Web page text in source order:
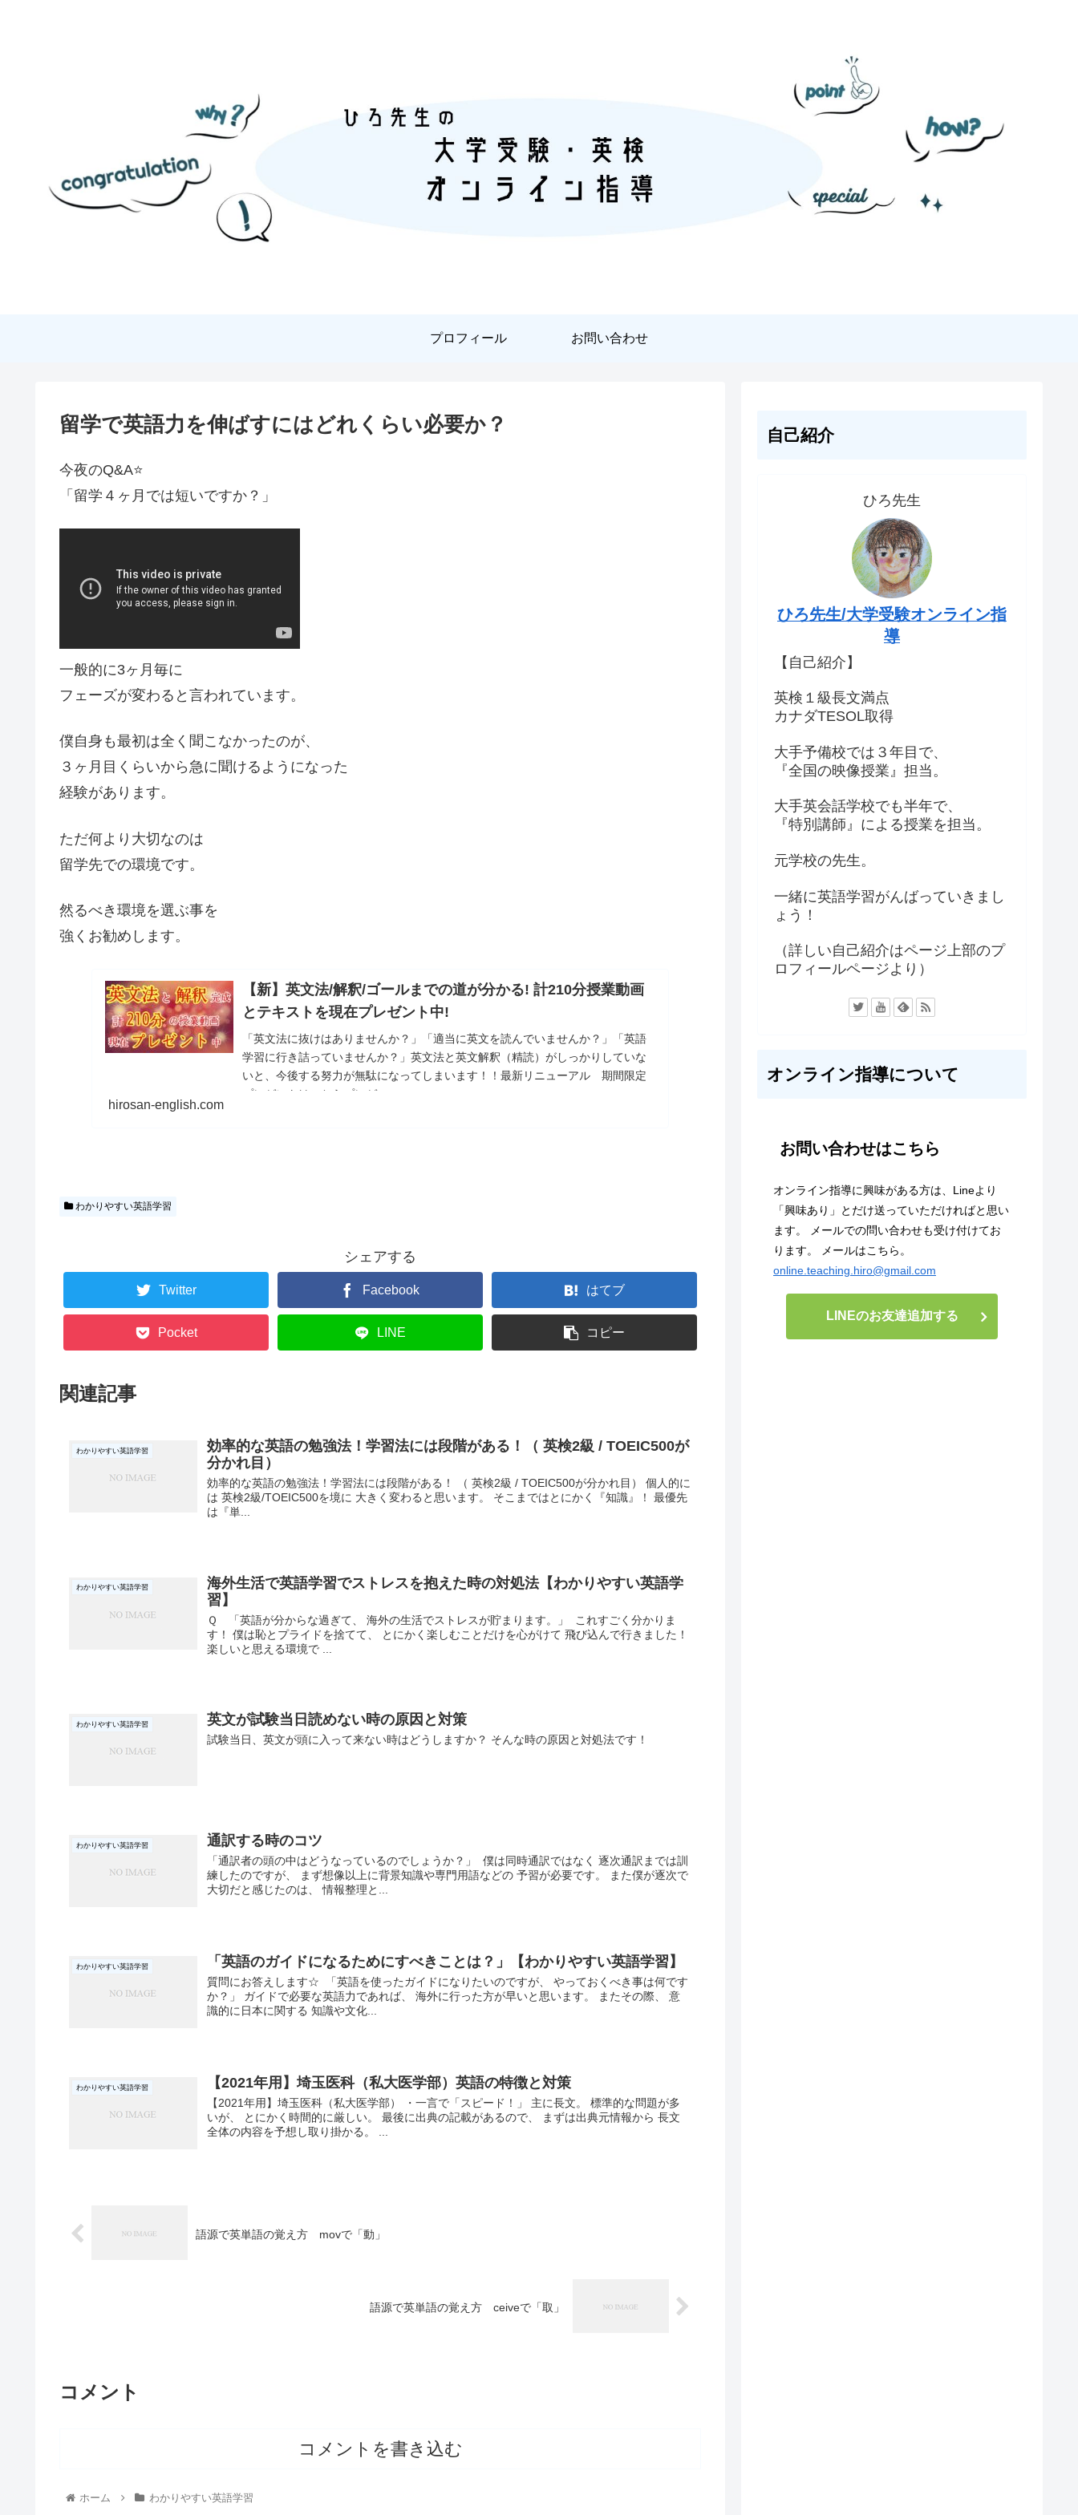
プロフィール お問い合わせ
留学で英語力を伸ばすにはどれくらい必要か？
今夜のQ&A⭐
「留学４ヶ月では短いですか？」
一般的に3ヶ月毎に
フェーズが変わると言われています。
僕自身も最初は全く聞こなかったのが、
３ヶ月目くらいから急に聞けるようになった
経験があります。
ただ何より大切なのは
留学先での環境です。
然るべき環境を選ぶ事を
強くお勧めします。
【新】英文法/解釈/ゴールまでの道が分かる! 計210分授業動画
とテキストを現在プレゼント中!
「英文法に抜けはありませんか？」「適当に英文を読んでいませんか？」「英語
学習に行き詰っていませんか？」英文法と英文解釈（精読）がしっかりしていな
いと、今後する努力が無駄になってしまいます！！最新リニューアル 期間限定
プレゼントはこちらプレゼ
hirosan-english.com
わかりやすい英語学習
シェアする
Twitter Facebook はてブ
Pocket LINE コピー
関連記事
わかりやすい英語学習
効率的な英語の勉強法！学習法には段階がある！（ 英検2級 / TOEIC500が
分かれ目）
効率的な英語の勉強法！学習法には段階がある！ （ 英検2級 / TOEIC500が分かれ目） 個人的に
は 英検2級/TOEIC500を境に 大きく変わると思います。 そこまではとにかく『知識』！ 最優先
は『単...
わかりやすい英語学習
海外生活で英語学習でストレスを抱えた時の対処法【わかりやすい英語学
習】
Ｑ 「英語が分からな過ぎて、 海外の生活でストレスが貯まります。」 これすごく分かりま
す！ 僕は恥とプライドを捨てて、 とにかく楽しむことだけを心がけて 飛び込んで行きました！
楽しいと思える環境で ...
わかりやすい英語学習 英文が試験当日読めない時の原因と対策
試験当日、英文が頭に入って来ない時はどうしますか？ そんな時の原因と対処法です！
わかりやすい英語学習 通訳する時のコツ
「通訳者の頭の中はどうなっているのでしょうか？」 僕は同時通訳ではなく 逐次通訳までは訓
練したのですが、 まず想像以上に背景知識や専門用語などの 予習が必要です。 また僕が逐次で
大切だと感じたのは、 情報整理と...
わかりやすい英語学習 「英語のガイドになるためにすべきことは？」【わかりやすい英語学習】
質問にお答えします☆ 「英語を使ったガイドになりたいのですが、 やっておくべき事は何です
か？」 ガイドで必要な英語力であれば、 海外に行った方が早いと思います。 またその際、 意
識的に日本に関する 知識や文化...
わかりやすい英語学習 【2021年用】埼玉医科（私大医学部）英語の特徴と対策
【2021年用】埼玉医科（私大医学部） ・一言で「スピード！」 主に長文。 標準的な問題が多
いが、 とにかく時間的に厳しい。 最後に出典の記載があるので、 まずは出典元情報から 長文
全体の内容を予想し取り掛かる。 ...
語源で英単語の覚え方 movで「動」
語源で英単語の覚え方 ceiveで「取」
コメント
コメントを書き込む
ホーム わかりやすい英語学習
自己紹介
ひろ先生
ひろ先生/大学受験オンライン指
導
【自己紹介】
英検１級長文満点
カナダTESOL取得
大手予備校では３年目で、
『全国の映像授業』担当。
大手英会話学校でも半年で、
『特別講師』による授業を担当。
元学校の先生。
一緒に英語学習がんばっていきまし
ょう！
（詳しい自己紹介はページ上部のプ
ロフィールページより）
オンライン指導について
お問い合わせはこちら
オンライン指導に興味がある方は、Lineより
「興味あり」とだけ送っていただければと思い
ます。 メールでの問い合わせも受け付けてお
ります。 メールはこちら。
online.teaching.hiro@gmail.com
LINEのお友達追加する